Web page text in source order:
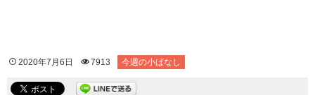
2020年7月6日 7913 今週の小ばなし